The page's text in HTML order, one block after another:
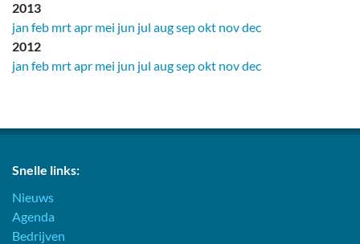
2013
jan feb mrtapr mei jun jul augsepokt novdec
2012
jan feb mrtapr mei jun jul augsepokt novdec
Snelle links:
Nieuws
Agenda
Bedrijven